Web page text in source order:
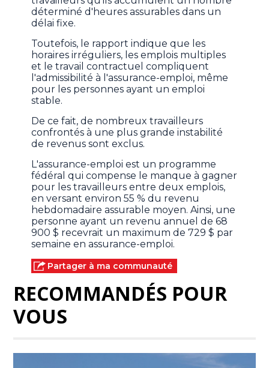
déterminé d'heures assurables dans un
délai fixe.
Toutefois, le rapport indique que les
horaires irréguliers, les emplois multiples
et le travail contractuel compliquent
l'admissibilité à l'assurance-emploi, même
pour les personnes ayant un emploi
stable.
De ce fait, de nombreux travailleurs
confrontés à une plus grande instabilité
de revenus sont exclus.
L'assurance-emploi est un programme
fédéral qui compense le manque à gagner
pour les travailleurs entre deux emplois,
en versant environ 55 % du revenu
hebdomadaire assurable moyen. Ainsi, une
personne ayant un revenu annuel de 68
900 $ recevrait un maximum de 729 $ par
semaine en assurance-emploi.
Partager à ma communauté
RECOMMANDÉS POUR
VOUS